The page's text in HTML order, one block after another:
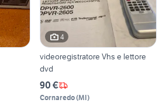
4
videoregistratore Vhs e lettore
dvd
90 €
Cornaredo(MI)